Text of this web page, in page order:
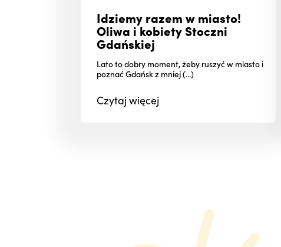
Idziemy razem w miasto!
Oliwa i kobiety Stoczni
Gdańskiej
Lato to dobry moment, żeby ruszyć w miasto i
poznać Gdańsk z mniej (...)
Czytajwięcej